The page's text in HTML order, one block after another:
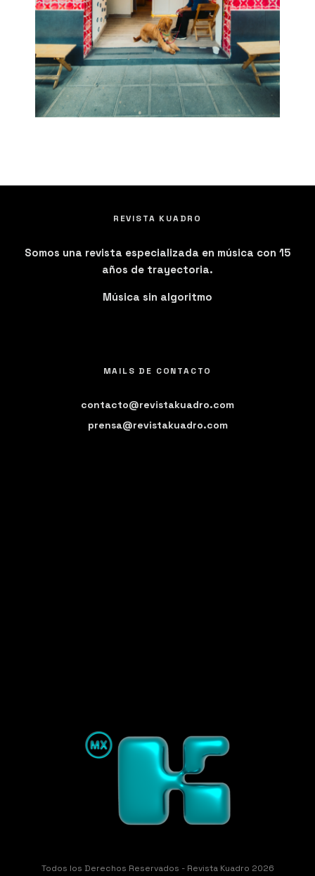
REVISTA KUADRO
Somos una revista especializada en música con 15
años de trayectoria.
Música sin algoritmo
MAILS DE CONTACTO
contacto@revistakuadro.com
prensa@revistakuadro.com
Todos los Derechos Reservados - Revista Kuadro 2026